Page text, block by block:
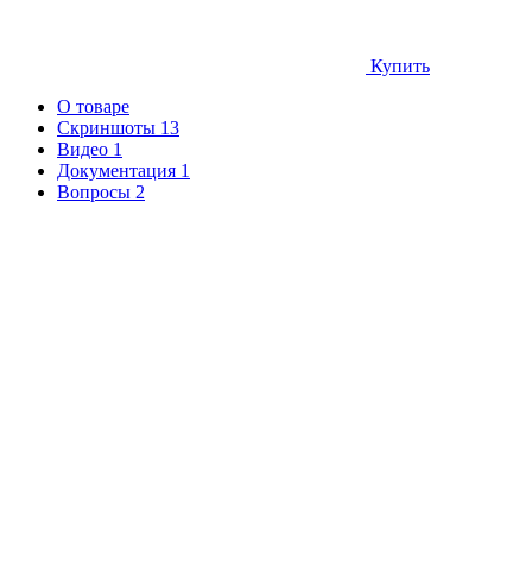
Купить
О товаре
Скриншоты 13
Видео 1
Документация 1
Вопросы 2